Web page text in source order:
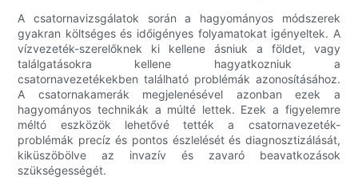
A csatornavizsgálatok során a hagyományos módszerek
gyakran költséges és időigényes folyamatokat igényeltek. A
vízvezeték-szerelőknek ki kellene ásniuk a földet, vagy
találgatásokra kellene hagyatkozniuk a
csatornavezetékekben található problémák azonosításához.
A csatornakamerák megjelenésével azonban ezek a
hagyományos technikák a múlté lettek. Ezek a figyelemre
méltó eszközök lehetővé tették a csatornavezeték-
problémák precíz és pontos észlelését és diagnosztizálását,
kiküszöbölve az invazív és zavaró beavatkozások
szükségességét.